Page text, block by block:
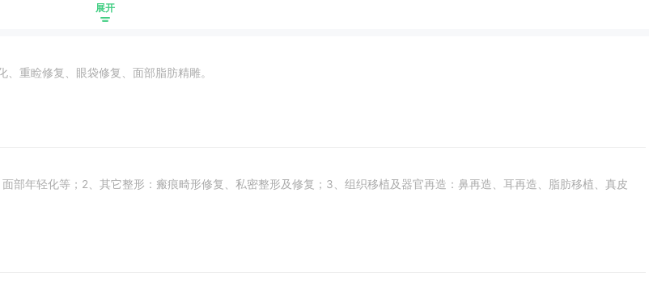
展开
重睑修复、眼袋修复、面部脂肪精雕。
部年轻化等；2、其它整形：瘢痕畸形修复、私密整形及修复；3、组织移植及器官再造：鼻再造、耳再造、脂肪移植、真皮